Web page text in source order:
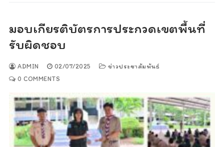
มอบเกียรติบัตรการประกวดเขตพื้นที่
รับผิดชอบ
ADMIN 02/07/2025
ข่าวประชาสัมพันธ์
0 COMMENTS